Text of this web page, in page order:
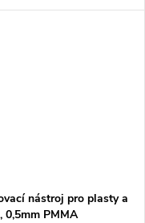
nástroj pro plasty a
0,5mm PMMA